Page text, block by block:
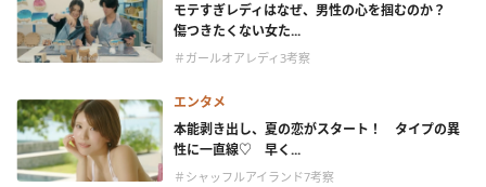
モテすぎレディはなぜ、男性の心を掴むのか？
傷つきたくない女た...
＃ガールオアレディ3考察
エンタメ
本能剥き出し、夏の恋がスタート！ タイプの異
性に一直線♡ 早く...
＃シャッフルアイランド7考察